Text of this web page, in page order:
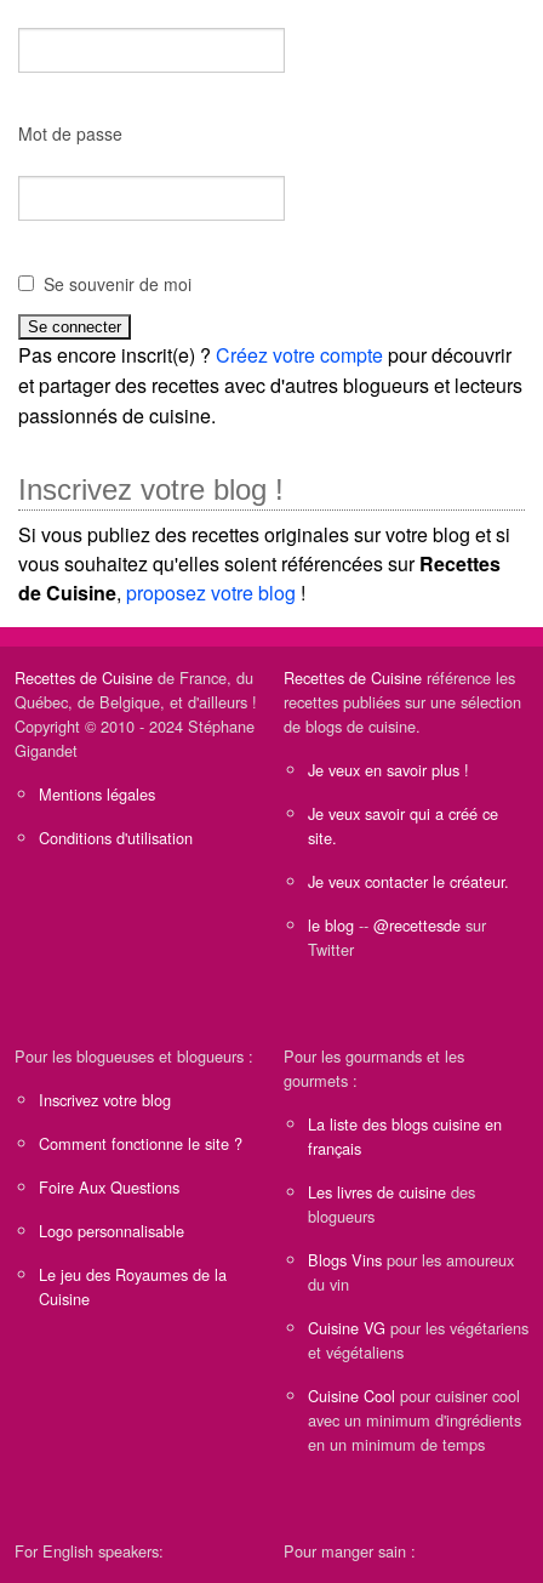
Mot de passe
Se souvenir de moi
Pas encore inscrit(e) ? Créez votre comptepour découvrir
et partager des recettes avec d'autres blogueurs et lecteurs
passionnés de cuisine.
Inscrivez votre blog !
Si vous publiez des recettes originales sur votre blog et si
vous souhaitez qu'elles soient référencées surRecettes
de Cuisine, proposez votre blog !
Recettes de Cuisine de France, du
Québec, de Belgique, et d'ailleurs !
Copyright © 2010 - 2024 Stéphane
Gigandet
Mentions légales
Conditions d'utilisation
Recettes de Cuisine référence les
recettes publiées sur une sélection
de blogs de cuisine.
Je veux en savoir plus !
Je veux savoir qui a créé ce
site.
Je veux contacter le créateur.
le blog -- @recettesde sur
Twitter
Pour les blogueuses et blogueurs :
Inscrivez votre blog
Comment fonctionne le site ?
Foire Aux Questions
Logo personnalisable
Le jeu des Royaumes de la
Cuisine
Pour les gourmands et les
gourmets :
La liste des blogs cuisine en
français
Les livres de cuisine des
blogueurs
Blogs Vins pour les amoureux
du vin
Cuisine VG pour les végétariens
et végétaliens
Cuisine Cool pour cuisiner cool
avec un minimum d'ingrédients
en un minimum de temps
For English speakers: Pour manger sain :